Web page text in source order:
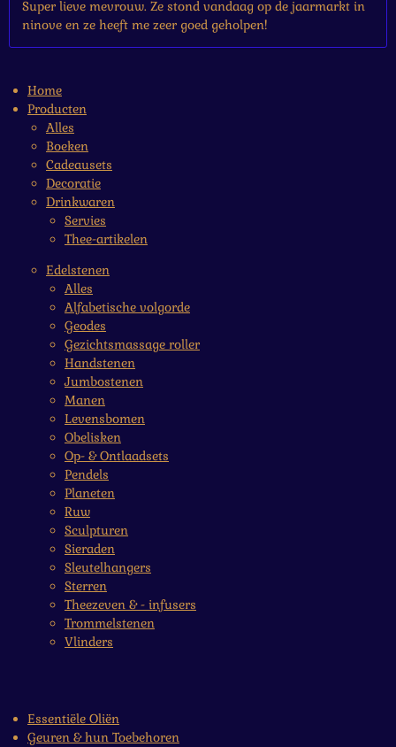
Super lieve mevrouw. Ze stond vandaag op de jaarmarkt in
ninove en ze heeft me zeer goed geholpen!
Home
Producten
Alles
Boeken
Cadeausets
Decoratie
Drinkwaren
Servies
Thee-artikelen
Edelstenen
Alles
Alfabetische volgorde
Geodes
Gezichtsmassage roller
Handstenen
Jumbostenen
Manen
Levensbomen
Obelisken
Op- & Ontlaadsets
Pendels
Planeten
Ruw
Sculpturen
Sieraden
Sleutelhangers
Sterren
Theezeven & - infusers
Trommelstenen
Vlinders
Essentiële Oliën
Geuren & hun Toebehoren